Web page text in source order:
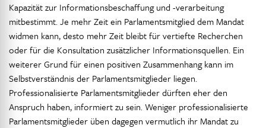
Kapazität zur Informationsbeschaffung und -verarbeitung
mitbestimmt. Je mehr Zeit ein Parlamentsmitglied dem Mandat
widmen kann, desto mehr Zeit bleibt für vertiefte Recherchen
oder für die Konsultation zusätzlicher Informationsquellen. Ein
weiterer Grund für einen positiven Zusammenhang kann im
Selbstverständnis der Parlamentsmitglieder liegen.
Professionalisierte Parlamentsmitglieder dürften eher den
Anspruch haben, informiert zu sein. Weniger professionalisierte
Parlamentsmitglieder üben dagegen vermutlich ihr Mandat zu